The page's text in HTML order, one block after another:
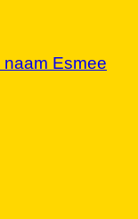
Esmee